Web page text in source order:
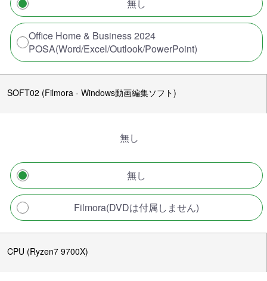
無し
Office Home & Business 2024
POSA(Word/Excel/Outlook/PowerPoint)
SOFT02 (Filmora - Windows動画編集ソフト)
無し
無し
Filmora(DVDは付属しません)
CPU (Ryzen7 9700X)